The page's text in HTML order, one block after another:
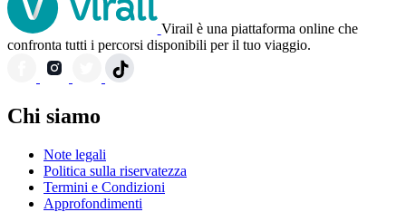
Virail è una piattaforma online che
confronta tutti i percorsi disponibili per il tuo viaggio.
Chi siamo
Note legali
Politica sulla riservatezza
Termini e Condizioni
Approfondimenti